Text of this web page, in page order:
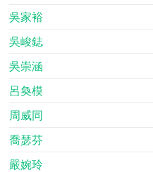
吳家裕
吳峻鋕
吳崇涵
呂奐模
周威同
喬瑟芬
嚴婉玲